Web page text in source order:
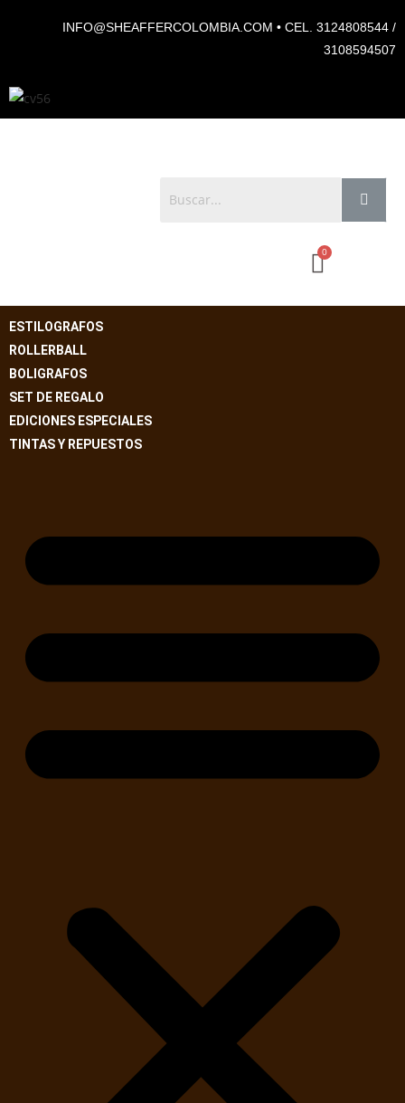
INFO@SHEAFFERCOLOMBIA.COM • CEL. 3124808544 /
3108594507
ESTILOGRAFOS
ROLLERBALL
BOLIGRAFOS
SET DE REGALO
EDICIONES ESPECIALES
TINTAS Y REPUESTOS